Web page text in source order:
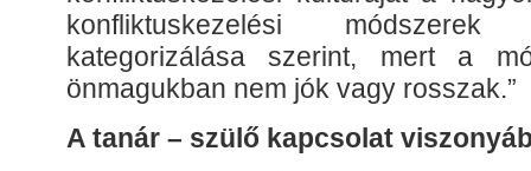
konfliktuskezelési
kategorizálása szerint, mert a
önmagukban nem jók vagy rosszak.”
A tanár – szülő kapcsolat